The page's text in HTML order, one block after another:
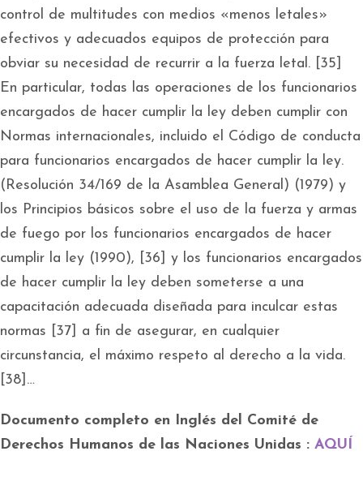
control de multitudes con medios «menos letales»
efectivos y adecuados equipos de protección para
obviar su necesidad de recurrir a la fuerza letal. [35]
En particular, todas las operaciones de los funcionarios
encargados de hacer cumplir la ley deben cumplir con
Normas internacionales, incluido el Código de conducta
para funcionarios encargados de hacer cumplir la ley.
(Resolución 34/169 de la Asamblea General) (1979) y
los Principios básicos sobre el uso de la fuerza y armas
de fuego por los funcionarios encargados de hacer
cumplir la ley (1990), [36] y los funcionarios encargados
de hacer cumplir la ley deben someterse a una
capacitación adecuada diseñada para inculcar estas
normas [37] a fin de asegurar, en cualquier
circunstancia, el máximo respeto al derecho a la vida.
[38]…
Documento completo en Inglés del Comité de
Derechos Humanos de las Naciones Unidas : AQUÍ